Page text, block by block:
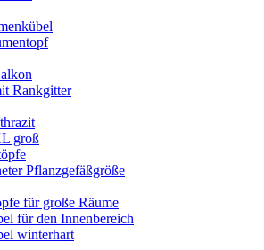
Rankgitter
groß
Pflanzgefäßgröße
für große Räume
für den Innenbereich
winterhart